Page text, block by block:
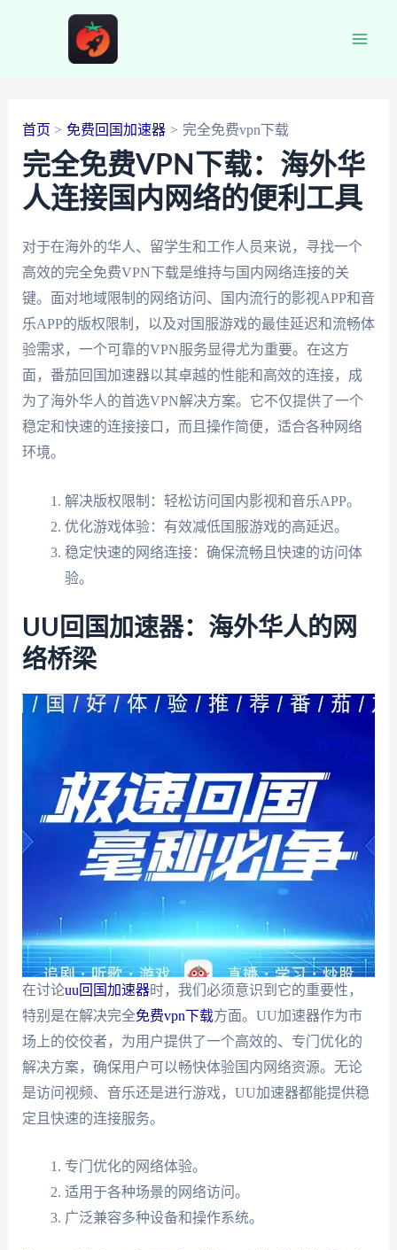
首页 免费回国加速器 完全免费vpn下载
完全免费VPN下载：海外华
人连接国内网络的便利工具
对于在海外的华人、留学生和工作人员来说，寻找一个
高效的完全免费VPN下载是维持与国内网络连接的关
键。面对地域限制的网络访问、国内流行的影视APP和音
乐APP的版权限制，以及对国服游戏的最佳延迟和流畅体
验需求，一个可靠的VPN服务显得尤为重要。在这方
面，番茄回国加速器以其卓越的性能和高效的连接，成
为了海外华人的首选VPN解决方案。它不仅提供了一个
稳定和快速的连接接口，而且操作简便，适合各种网络
环境。
解决版权限制：轻松访问国内影视和音乐APP。
优化游戏体验：有效减低国服游戏的高延迟。
稳定快速的网络连接：确保流畅且快速的访问体
验。
UU回国加速器：海外华人的网
络桥梁
在讨论uu回国加速器时，我们必须意识到它的重要性，
特别是在解决完全免费vpn下载方面。UU加速器作为市
场上的佼佼者，为用户提供了一个高效的、专门优化的
解决方案，确保用户可以畅快体验国内网络资源。无论
是访问视频、音乐还是进行游戏，UU加速器都能提供稳
定且快速的连接服务。
专门优化的网络体验。
适用于各种场景的网络访问。
广泛兼容多种设备和操作系统。